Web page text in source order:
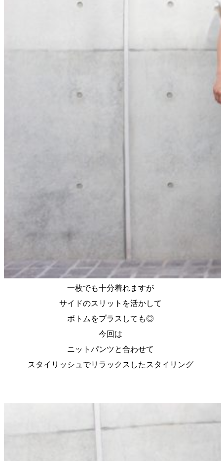
一枚でも十分着れますが
サイドのスリットを活かして
ボトムをプラスしても◎
今回は
ニットパンツと合わせて
スタイリッシュでリラックスしたスタイリング